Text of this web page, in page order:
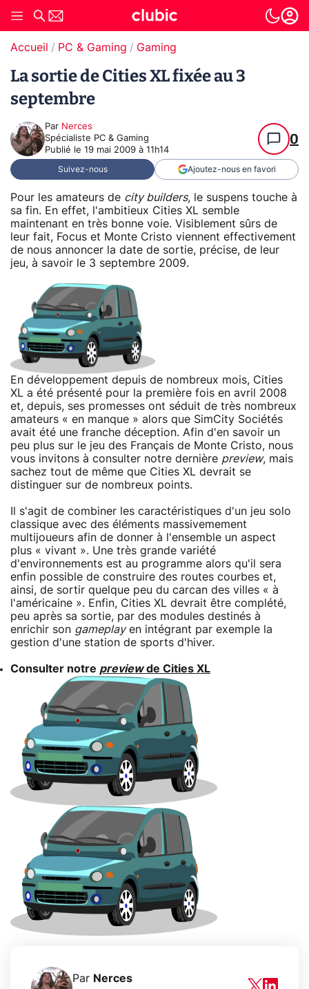
Accueil PC & Gaming Gaming
La sortie de Cities XL fixée au 3
septembre
Par Nerces
Spécialiste PC & Gaming
Publié le 19 mai 2009 à 11h14
0
Suivez-nous Ajoutez-nous en favori
Pour les amateurs de city builders, le suspens touche à
sa fin. En effet, l'ambitieux Cities XL semble
maintenant en très bonne voie. Visiblement sûrs de
leur fait, Focus et Monte Cristo viennent effectivement
de nous annoncer la date de sortie, précise, de leur
jeu, à savoir le 3 septembre 2009.
En développement depuis de nombreux mois, Cities
XL a été présenté pour la première fois en avril 2008
et, depuis, ses promesses ont séduit de très nombreux
amateurs « en manque » alors que SimCity Sociétés
avait été une franche déception. Afin d'en savoir un
peu plus sur le jeu des Français de Monte Cristo, nous
vous invitons à consulter notre dernière preview, mais
sachez tout de même que Cities XL devrait se
distinguer sur de nombreux points.
Il s'agit de combiner les caractéristiques d'un jeu solo
classique avec des éléments massivemement
multijoueurs afin de donner à l'ensemble un aspect
plus « vivant ». Une très grande variété
d'environnements est au programme alors qu'il sera
enfin possible de construire des routes courbes et,
ainsi, de sortir quelque peu du carcan des villes « à
l'américaine ». Enfin, Cities XL devrait être complété,
peu après sa sortie, par des modules destinés à
enrichir son gameplayen intégrant par exemple la
gestion d'une station de sports d'hiver.
Consulter notre previewde Cities XL
Par Nerces